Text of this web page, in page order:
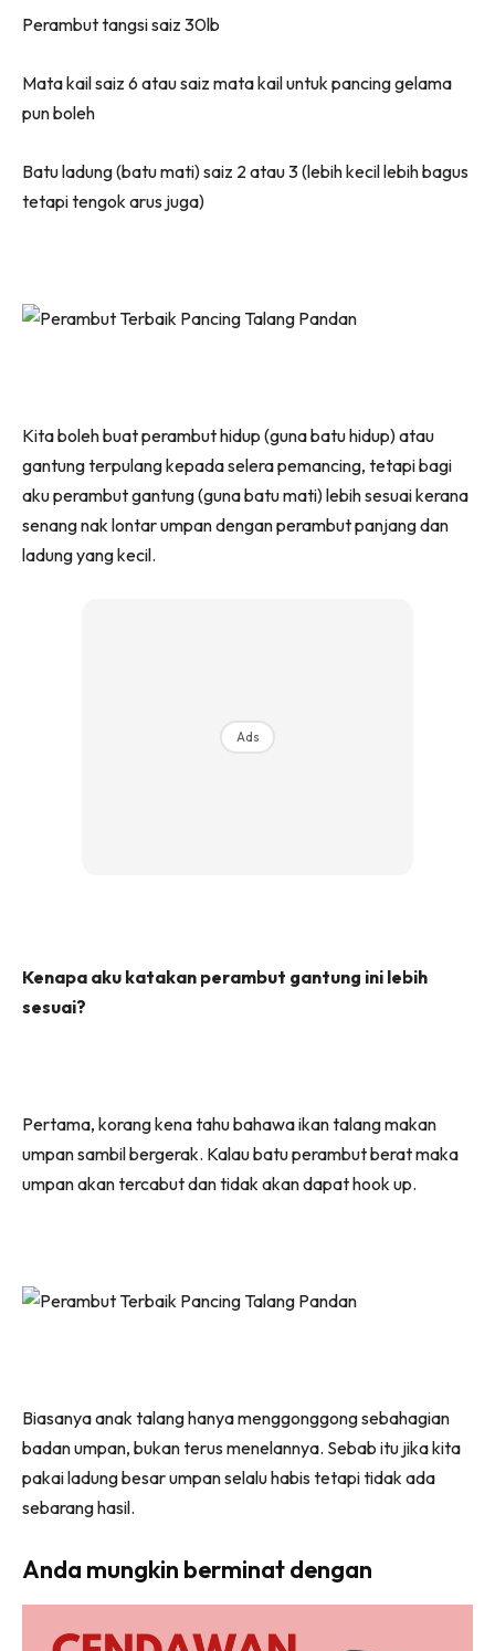
Perambut tangsi saiz 30lb
Mata kail saiz 6 atau saiz mata kail untuk pancing gelama
pun boleh
Batu ladung (batu mati) saiz 2 atau 3 (lebih kecil lebih bagus
tetapi tengok arus juga)
Kita boleh buat perambut hidup (guna batu hidup) atau
gantung terpulang kepada selera pemancing, tetapi bagi
aku perambut gantung (guna batu mati) lebih sesuai kerana
senang nak lontar umpan dengan perambut panjang dan
ladung yang kecil.
Ads
Kenapa aku katakan perambut gantung ini lebih
sesuai?
Pertama, korang kena tahu bahawa ikan talang makan
umpan sambil bergerak. Kalau batu perambut berat maka
umpan akan tercabut dan tidak akan dapat hook up.
Biasanya anak talang hanya menggonggong sebahagian
badan umpan, bukan terus menelannya. Sebab itu jika kita
pakai ladung besar umpan selalu habis tetapi tidak ada
sebarang hasil.
Anda mungkin berminat dengan